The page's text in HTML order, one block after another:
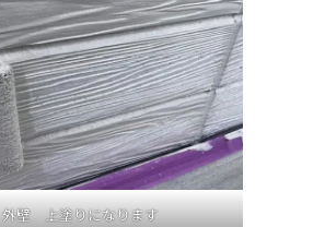
外壁 上塗りになります